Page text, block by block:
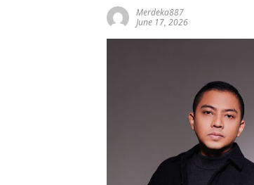
Merdeka887
June 17, 2026